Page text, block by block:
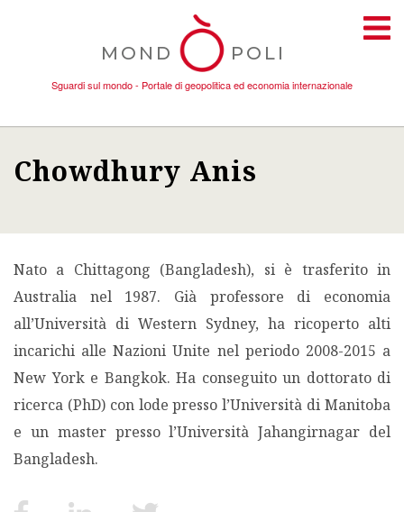
MOND POLI
Sguardi sul mondo - Portale di geopolitica ed economia internazionale
TEMI
CONFLITTI
DONNE
ECONOMIA
MIGRAZIONI
Chowdhury Anis
Nato a Chittagong (Bangladesh), si è trasferito in
Australia nel 1987. Già professore di economia
all’Università di Western Sydney, ha ricoperto alti
incarichi alle Nazioni Unite nel periodo 2008-2015 a
New York e Bangkok. Ha conseguito un dottorato di
ricerca (PhD) con lode presso l’Università di Manitoba
e un master presso l’Università Jahangirnagar del
Bangladesh.